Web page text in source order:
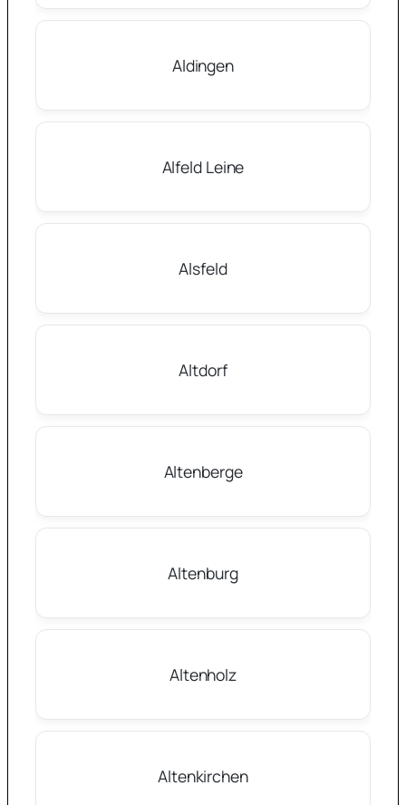
Aldingen
Alfeld Leine
Alsfeld
Altdorf
Altenberge
Altenburg
Altenholz
Altenkirchen